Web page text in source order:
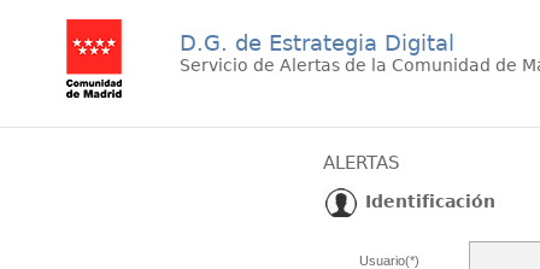
D.G. de Estrategia Digital
Servicio de Alertas de la Comunidad de
ALERTAS
Identificación
Usuario(*)